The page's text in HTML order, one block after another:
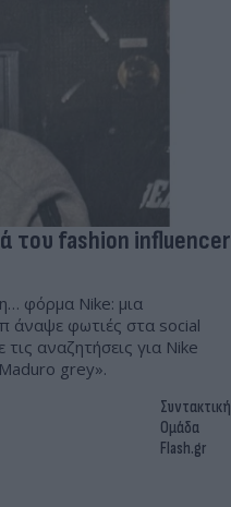
του fashion influencer
φόρμα Nike: μια
άναψε φωτιές στα social
αναζητήσεις για Nike
grey».
Συντακτική
Ομάδα
Flash.gr